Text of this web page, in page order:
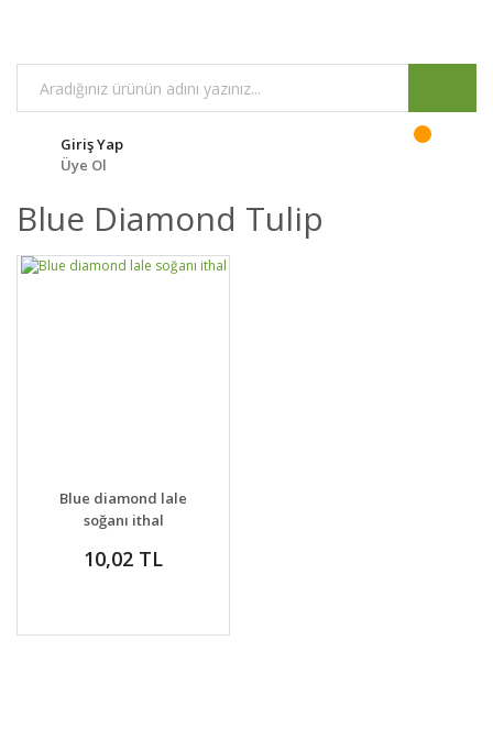
Giriş Yap
Üye Ol
Blue Diamond Tulip
DETAYLAR
VER
Blue diamond lale
soğanı ithal
10,02 TL